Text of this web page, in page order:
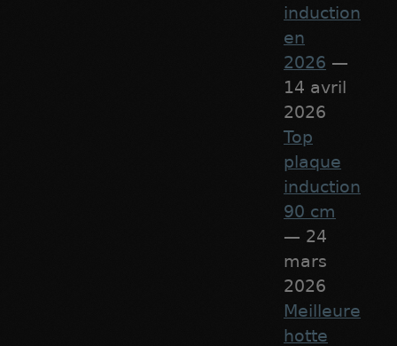
induction
en
2026 —
14 avril
2026
Top
plaque
induction
90 cm
— 24
mars
2026
Meilleure
hotte